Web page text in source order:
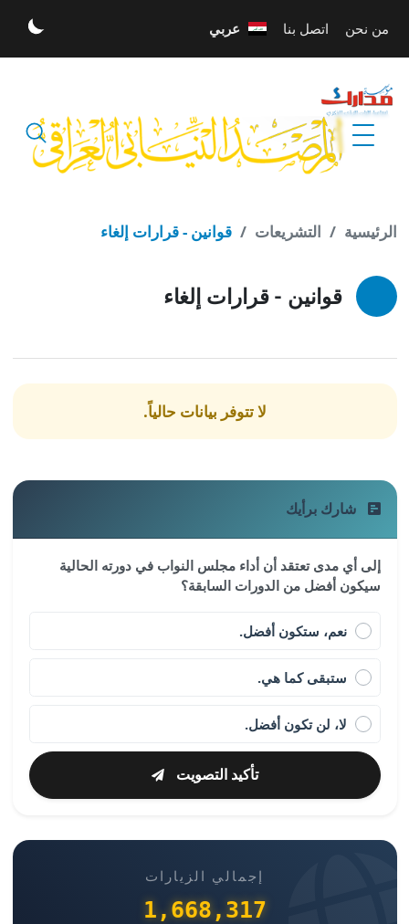
من نحن اتصل بنا الله أكبر عربي
الرئيسية التشريعات قوانين - قرارات إلغاء
قوانين - قرارات إلغاء
لا تتوفر بيانات حالياً.
شارك برأيك
إلى أي مدى تعتقد أن أداء مجلس النواب في دورته الحالية
سيكون أفضل من الدورات السابقة؟
نعم، ستكون أفضل.
ستبقى كما هي.
لا، لن تكون أفضل.
تأكيد التصويت
إجمالي الزيارات
1,668,317